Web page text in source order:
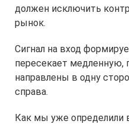
должен исключить
рынок.
Сигнал на вход
пересекает медленную,
направлены в одну
справа.
Как мы уже определили